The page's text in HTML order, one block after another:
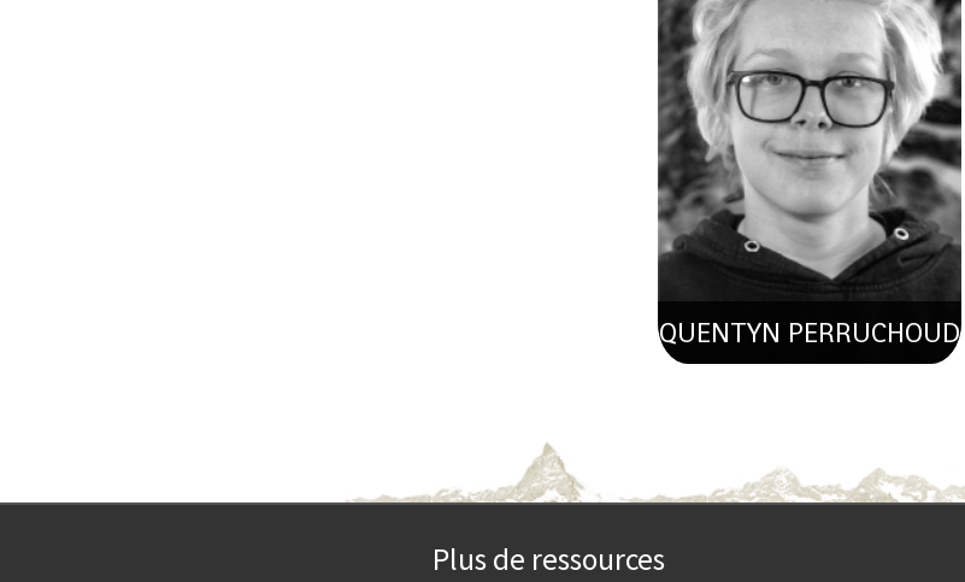
QUENTYN PERRUCHOUD
Plus de ressources